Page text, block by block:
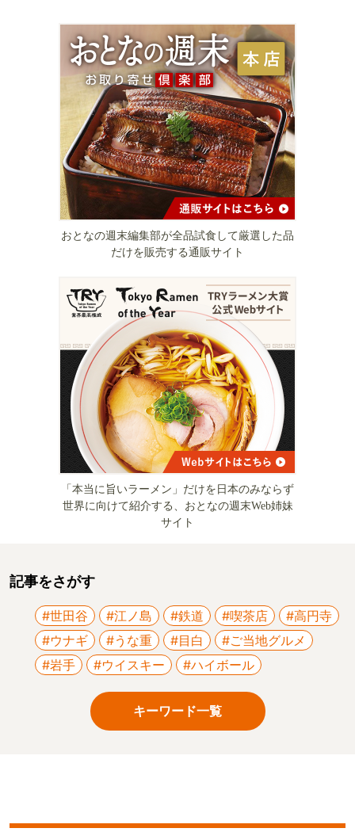
おとなの週末編集部が全品試食して厳選した品
だけを販売する通販サイト
「本当に旨いラーメン」だけを日本のみならず
世界に向けて紹介する、おとなの週末Web姉妹
サイト
記事をさがす
#世田谷 #江ノ島 #鉄道 #喫茶店
#高円寺
#ウナギ
#うな重 #目白
#ご当地グルメ
#岩手
#ウイスキー #ハイボール
キーワード一覧